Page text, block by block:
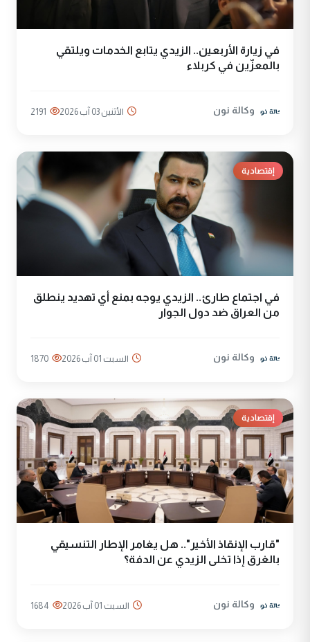
في زيارة الأربعين.. الزيدي يتابع الخدمات ويلتقي
بالمعزّين في كربلاء
وكالة نون الأثنين 03 آب 2026 2191
إقتصادية
في اجتماع طارئ.. الزيدي يوجه بمنع أي تهديد ينطلق
من العراق ضد دول الجوار
وكالة نون السبت 01 آب 2026 1870
إقتصادية
"قارب الإنقاذ الأخير".. هل يغامر الإطار التنسيقي
بالغرق إذا تخلى الزيدي عن الدفة؟
وكالة نون السبت 01 آب 2026 1684